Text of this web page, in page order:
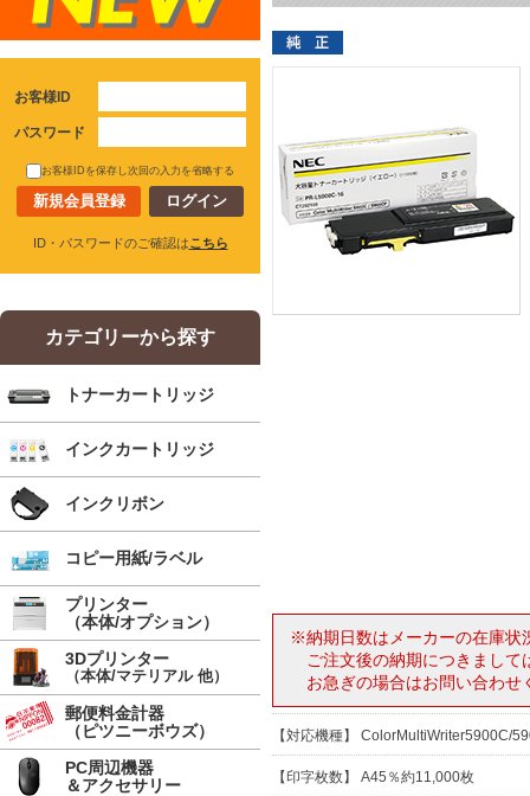
※納期日数はメーカーの在庫状
ご注文後の納期につきまし
お急ぎの場合はお問い合わせ
【対応機種】 ColorMultiWriter5900C/
【印字枚数】 A45％約11,000枚
お客様ID
パスワード
お客様IDを保存し次回の入力を省略する
新規会員登録
ID・パスワードのご確認はこちら
カテゴリーから探す
トナーカートリッジ
インクカートリッジ
インクリボン
コピー用紙/ラベル
プリンター
（本体/オプション）
3Dプリンター
（本体/マテリアル 他）
郵便料金計器
（ピツニーボウズ）
PC周辺機器
＆アクセサリー